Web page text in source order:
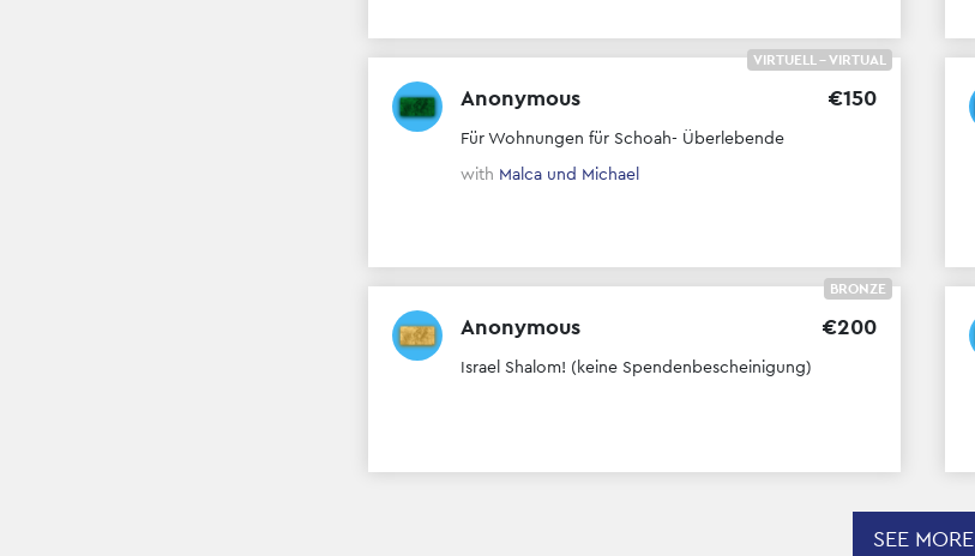
Anonymous €150
Für Wohnungen für Schoah- Überlebende
with Malca und Michael
VIRTUELL - VIRTUAL
Anonymous €200
Israel Shalom! (keine Spendenbescheinigung)
BRONZE
SEE MORE